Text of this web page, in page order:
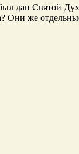
дан Святой
Они же